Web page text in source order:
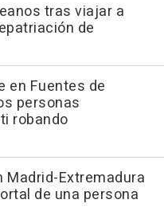
tras viajar a
de
en Fuentes de
personas
robando
Madrid-Extremadura
de una persona